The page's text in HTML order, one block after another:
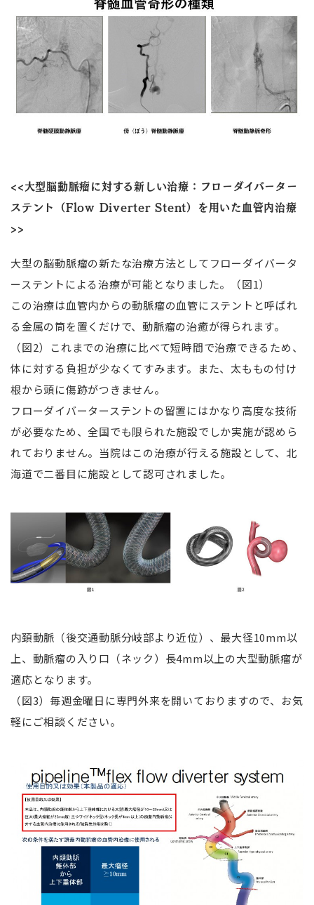
<<大型脳動脈瘤に対する新しい治療：フローダイバーター
ステント（Flow Diverter Stent）を用いた血管内治療
>>
大型の脳動脈瘤の新たな治療方法としてフローダイバータ
ーステントによる治療が可能となりました。（図1）
この治療は血管内からの動脈瘤の血管にステントと呼ばれ
る金属の筒を置くだけで、動脈瘤の治癒が得られます。
（図2）これまでの治療に比べて短時間で治療できるため、
体に対する負担が少なくてすみます。また、太ももの付け
根から頭に傷跡がつきません。
フローダイバーターステントの留置にはかなり高度な技術
が必要なため、全国でも限られた施設でしか実施が認めら
れておりません。当院はこの治療が行える施設として、北
海道で二番目に施設として認可されました。
内頚動脈（後交通動脈分岐部より近位）、最大径10mm以
上、動脈瘤の入り口（ネック）長4mm以上の大型動脈瘤が
適応となります。
（図3）毎週金曜日に専門外来を開いておりますので、お気
軽にご相談ください。